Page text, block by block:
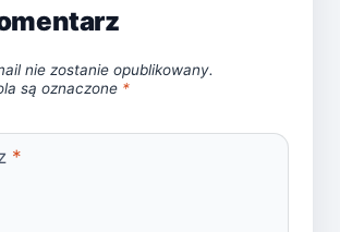
nie zostanie opublikowany.
są oznaczone *
*